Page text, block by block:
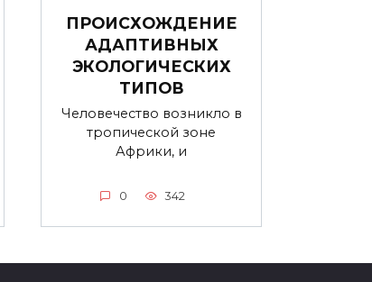
ПРОИСХОЖДЕНИЕ
АДАПТИВНЫХ
ЭКОЛОГИЧЕСКИХ
ТИПОВ
Человечество возникло в
тропической зоне
Африки, и
0 342